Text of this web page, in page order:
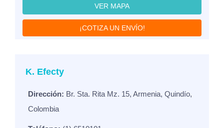
VER MAPA
¡COTIZA UN ENVÍO!
K. Efecty
Dirección: Br. Sta. Rita Mz. 15, Armenia, Quindío,
Colombia